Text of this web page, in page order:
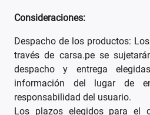
Consideraciones:
Despacho de los productos:
través de carsa.pe se
despacho y entrega
información del lugar de
responsabilidad del usuario.
Los plazos elegidos para el